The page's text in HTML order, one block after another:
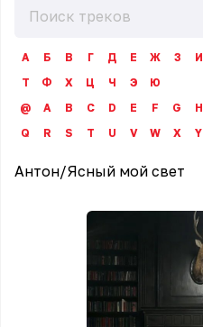
А Б В Г Д Е Ж З И
Т
Ф Х Ц Ч Э
Ю
@
A B C D E F G H
Q
R S T U V W X Y
Антон/Ясный мой свет